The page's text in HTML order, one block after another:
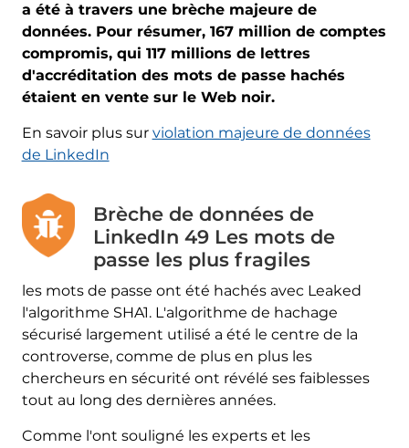
a été à travers une brèche majeure de
données. Pour résumer, 167 million de comptes
compromis, qui 117 millions de lettres
d'accréditation des mots de passe hachés
étaient en vente sur le Web noir.
En savoir plus sur violation majeure de données
de LinkedIn
Brèche de données de
LinkedIn 49 Les mots de
passe les plus fragiles
les mots de passe ont été hachés avec Leaked
l'algorithme SHA1. L'algorithme de hachage
sécurisé largement utilisé a été le centre de la
controverse, comme de plus en plus les
chercheurs en sécurité ont révélé ses faiblesses
tout au long des dernières années.
Comme l'ont souligné les experts et les